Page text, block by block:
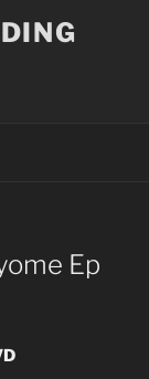
Ep